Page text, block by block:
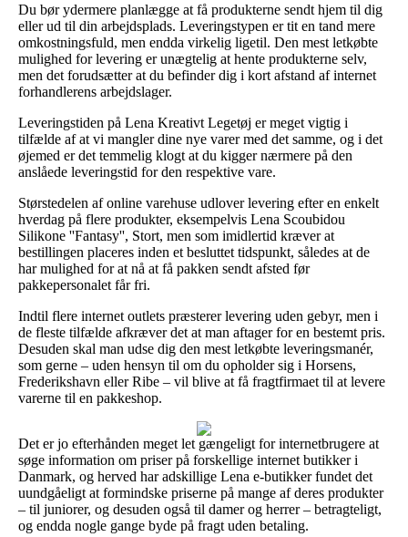
Du bør ydermere planlægge at få produkterne sendt hjem til dig
eller ud til din arbejdsplads. Leveringstypen er tit en tand mere
omkostningsfuld, men endda virkelig ligetil. Den mest letkøbte
mulighed for levering er unægtelig at hente produkterne selv,
men det forudsætter at du befinder dig i kort afstand af internet
forhandlerens arbejdslager.
Leveringstiden på Lena Kreativt Legetøj er meget vigtig i
tilfælde af at vi mangler dine nye varer med det samme, og i det
øjemed er det temmelig klogt at du kigger nærmere på den
anslåede leveringstid for den respektive vare.
Størstedelen af online varehuse udlover levering efter en enkelt
hverdag på flere produkter, eksempelvis Lena Scoubidou
Silikone ''Fantasy'', Stort, men som imidlertid kræver at
bestillingen placeres inden et besluttet tidspunkt, således at de
har mulighed for at nå at få pakken sendt afsted før
pakkepersonalet får fri.
Indtil flere internet outlets præsterer levering uden gebyr, men i
de fleste tilfælde afkræver det at man aftager for en bestemt pris.
Desuden skal man udse dig den mest letkøbte leveringsmanér,
som gerne – uden hensyn til om du opholder sig i Horsens,
Frederikshavn eller Ribe – vil blive at få fragtfirmaet til at levere
varerne til en pakkeshop.
Det er jo efterhånden meget let gængeligt for internetbrugere at
søge information om priser på forskellige internet butikker i
Danmark, og herved har adskillige Lena e-butikker fundet det
uundgåeligt at formindske priserne på mange af deres produkter
– til juniorer, og desuden også til damer og herrer – betragteligt,
og endda nogle gange byde på fragt uden betaling.